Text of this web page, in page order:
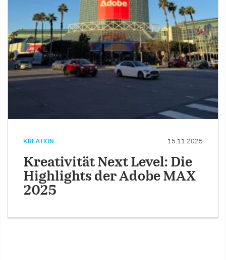
KREATION 15.11.2025
Kreativität Next Level: Die
Highlights der Adobe MAX
2025